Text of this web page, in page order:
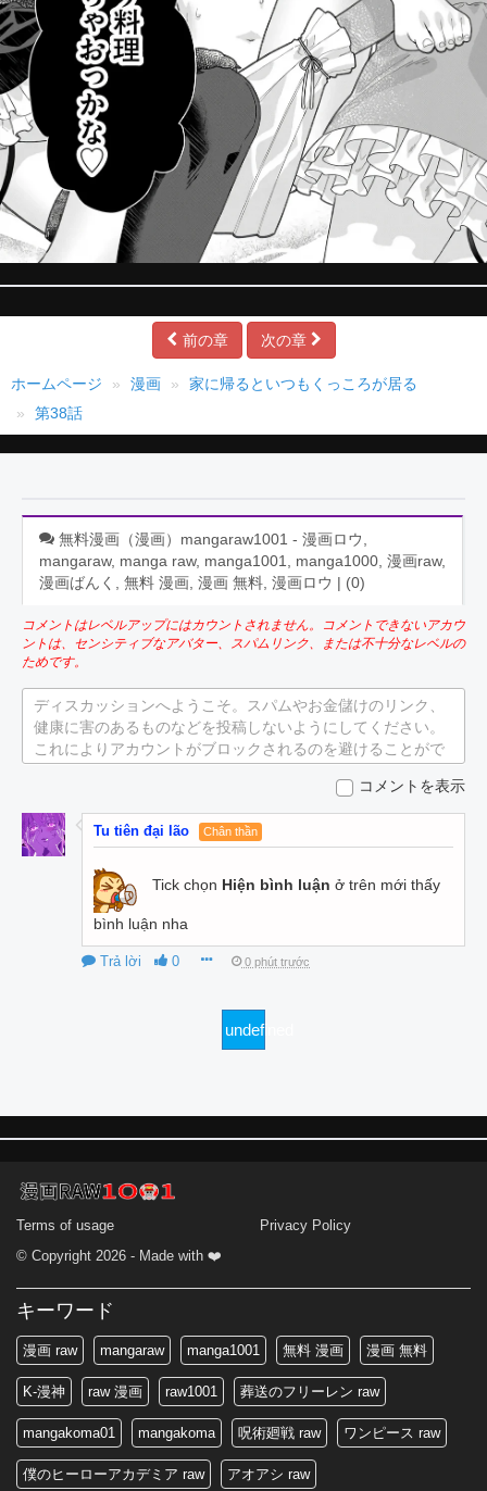
前の章 次の章
ホームページ 漫画
家に帰るといつもくっころが居る
第38話
無料漫画（漫画）mangaraw1001 - 漫画ロウ,
mangaraw, manga raw, manga1001, manga1000, 漫画raw,
漫画ばんく, 無料 漫画, 漫画 無料, 漫画ロウ | (0)
コメントはレベルアップにはカウントされません。コメントできないアカウ
ントは、センシティブなアバター、スパムリンク、または不十分なレベルの
ためです。
ディスカッションへようこそ。スパムやお金儲けのリンク、
健康に害のあるものなどを投稿しないようにしてください。
これによりアカウントがブロックされるのを避けることがで
コメントを表示
Tu tiên đại lão Chân thần
Tick chọn Hiện bình luận ở trên mới thấy
bình luận nha
Trả lời 0 0 phút trước
undefined
Terms of usage
Privacy Policy
© Copyright 2026 - Made with ❤️
キーワード
漫画 raw mangaraw manga1001 無料 漫画 漫画 無料
K-漫神 raw 漫画 raw1001 葬送のフリーレン raw
mangakoma01 mangakoma 呪術廻戦 raw ワンピース raw
僕のヒーローアカデミア raw アオアシ raw